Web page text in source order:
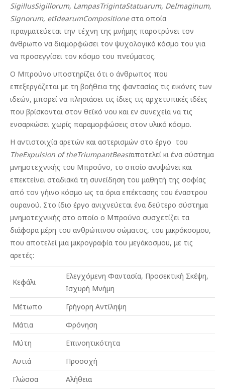
SigillusSigillorum, LampasTrigintaStatuarum, DeImaginum,
Signorum, etIdearumCompositioneστα οποία
πραγματεύεται την τέχνη της μνήμης παροτρύνει τον
άνθρωπο να διαμορφώσει τον ψυχολογικό κόσμο του για
να προσεγγίσει τον κόσμο του πνεύματος.
Ο Μπρούνο υποστηρίζει ότι ο άνθρωπος που
επεξεργάζεται με τη βοήθεια της φαντασίας τις εικόνες των
ιδεών, μπορεί να πλησιάσει τις ίδιες τις αρχετυπικές ιδέες
που βρίσκονται στον θεϊκό νου και εν συνεχεία να τις
ενσαρκώσει χωρίς παραμορφώσεις στον υλικό κόσμο.
Η αντιστοιχία αρετών και αστερισμών στο έργο του
TheExpulsion of theTriumpantBeastαποτελεί κι ένα σύστημα
μνημοτεχνικής του Μπρούνο, το οποίο ανυψώνει και
επεκτείνει σταδιακά τη συνείδηση του μαθητή της σοφίας
από τον γήινο κόσμο ως τα όρια επέκτασης του έναστρου
ουρανού. Στο ίδιο έργο ανιχνεύεται ένα δεύτερο σύστημα
μνημοτεχνικής στο οποίο ο Μπρούνο συσχετίζει τα
διάφορα μέρη του ανθρώπινου σώματος, του μικρόκοσμου,
που αποτελεί μια μικρογραφία του μεγάκοσμου, με τις
αρετές:
Κεφάλι
Ελεγχόμενη Φαντασία, Προσεκτική Σκέψη,
Ισχυρή Μνήμη
Μέτωπο
Γρήγορη Αντίληψη
Μάτια
Φρόνηση
Μύτη
Επινοητικότητα
Αυτιά
Προσοχή
Γλώσσα
Αλήθεια